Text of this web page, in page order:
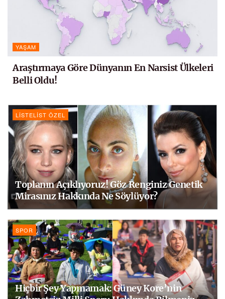
YAŞAM
Araştırmaya Göre Dünyanın En Narsist Ülkeleri
Belli Oldu!
LISTELIST ÖZEL
Toplanın Açıklıyoruz! Göz Renginiz Genetik
Mirasınız Hakkında Ne Söylüyor?
SPOR
Hiçbir Şey Yapmamak: Güney Kore’nin